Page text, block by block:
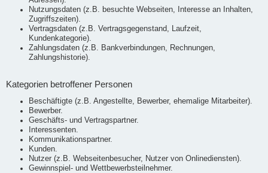
Nutzungsdaten (z.B. besuchte Webseiten, Interesse an Inhalten,
Zugriffszeiten).
Vertragsdaten (z.B. Vertragsgegenstand, Laufzeit,
Kundenkategorie).
Zahlungsdaten (z.B. Bankverbindungen, Rechnungen,
Zahlungshistorie).
Kategorien betroffener Personen
Beschäftigte (z.B. Angestellte, Bewerber, ehemalige Mitarbeiter).
Bewerber.
Geschäfts- und Vertragspartner.
Interessenten.
Kommunikationspartner.
Kunden.
Nutzer (z.B. Webseitenbesucher, Nutzer von Onlinediensten).
Gewinnspiel- und Wettbewerbsteilnehmer.